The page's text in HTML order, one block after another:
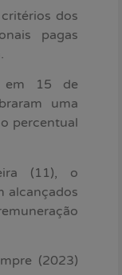
dos
pagas
em 15 de
uma
percentual
(11), o
alcançados
(2023)